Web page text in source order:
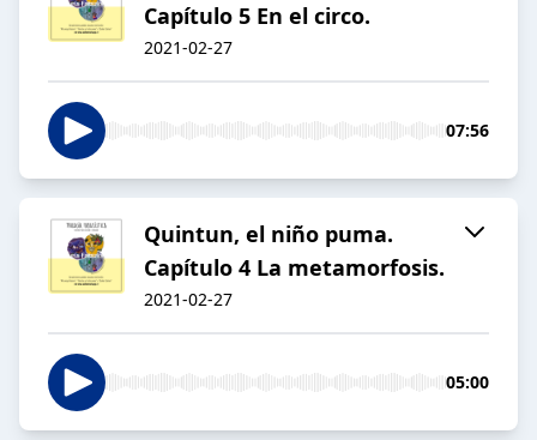
Capítulo 5 En el circo.
2021-02-27
07:56
Quintun, el niño puma.
Capítulo 4 La metamorfosis.
2021-02-27
05:00